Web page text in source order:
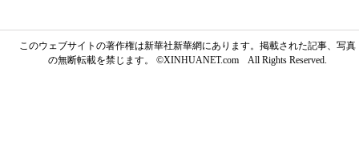
このウェブサイトの著作権は新華社新華網にあります。掲載された記事、写真
の無断転載を禁じます。 ©XINHUANET.com All Rights Reserved.